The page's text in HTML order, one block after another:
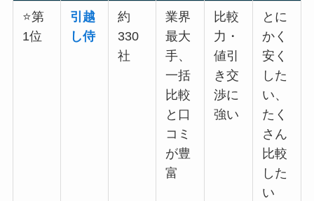
⭐第
1位
引越
し侍
約
330
社
業界
最大
手、
一括
比較
と口
コミ
が豊
富
比較
力・
値引
き交
渉に
強い
とに
かく
安く
した
い、
たく
さん
比較
した
い